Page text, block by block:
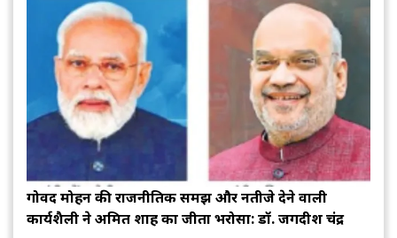
गोविंद मोहन की राजनीतिक समझ और नतीजे देने वाली
कार्यशैली ने अमित शाह का जीता भरोसा: डॉ. जगदीश चंद्र